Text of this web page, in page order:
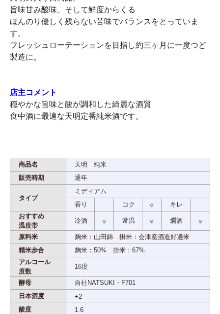
旨味甘み酸味、そして鮮度からくる
ほんのり優しく残らない苦味でバランスをとっていま
す。
フレッシュローテーションを目指し約三ヶ月に一度つど
製造に。
店主コメント
穏やかな旨味と酸が調和した綺麗な酒質
食中酒に最適な天明定番純米酒です。
商品名
天明 純米
販売時期
通年
タイプ
ミディアム
香り
コク ○
キレ
おすすめ
温度帯
冷酒 ○ 常温 ○ 燗酒 ○
原料米
麹米：山田錦 掛米：会津産酒造好適米
精米歩合
麹米：50% 掛米：67%
アルコール
度数
16度
酵母
自社NATSUKI・F701
日本酒度
+2
酸度
1.6